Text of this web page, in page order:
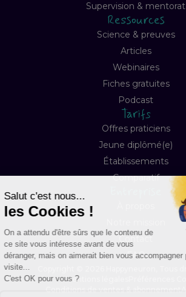
Supervision & mentorat
Ressources
Science & preuves
Articles
Webinaires
Fiches gratuites
Podcast
Tarifs
Offres praticiens
Jeune diplômé(e)
Établissements
Comparatif
Contact
FAQ
Mentions légales